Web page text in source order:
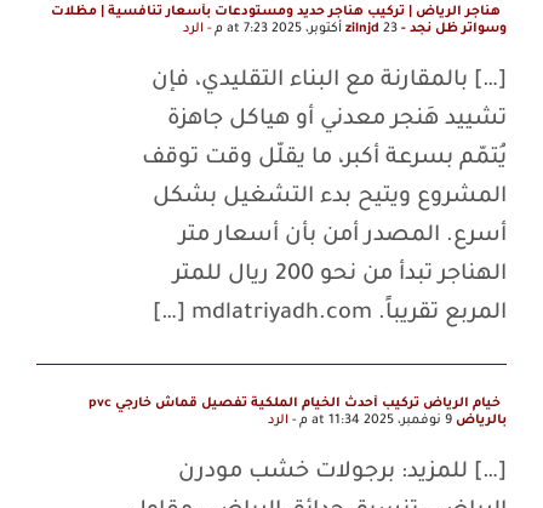
هناجر الرياض | تركيب هناجر حديد ومستودعات بأسعار تنافسية | مظلات
وسواتر ظل نجد - zilnjd 23 أكتوبر، 2025 at 7:23 م - الرد
[…] بالمقارنة مع البناء التقليدي، فإن
تشييد هَنجر معدني أو هياكل جاهزة
يُتمّم بسرعة أكبر، ما يقلّل وقت توقف
المشروع ويتيح بدء التشغيل بشكل
أسرع. المصدر أمن بأن أسعار متر
الهناجر تبدأ من نحو 200 ريال للمتر
المربع تقريباً. mdlatriyadh.com […]
خيام الرياض تركيب أحدث الخيام الملكية تفصيل قماش خارجي pvc
بالرياض
- الرد
[…] للمزيد: برجولات خشب مودرن